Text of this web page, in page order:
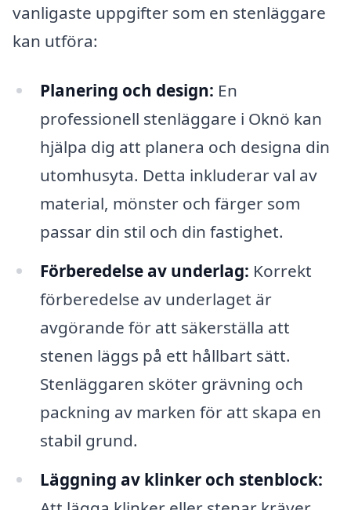
vanligaste uppgifter som en stenläggare
kan utföra:
Planering och design: En
professionell stenläggare i Oknö kan
hjälpa dig att planera och designa din
utomhusyta. Detta inkluderar val av
material, mönster och färger som
passar din stil och din fastighet.
Förberedelse av underlag: Korrekt
förberedelse av underlaget är
avgörande för att säkerställa att
stenen läggs på ett hållbart sätt.
Stenläggaren sköter grävning och
packning av marken för att skapa en
stabil grund.
Läggning av klinker och stenblock: